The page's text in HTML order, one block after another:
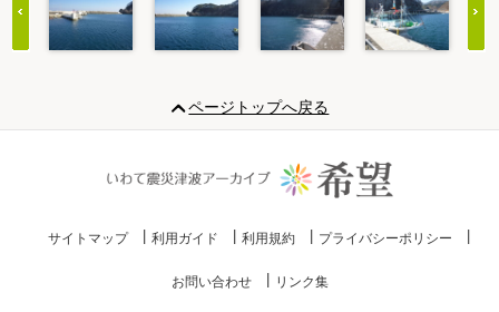
20
ページトップへ戻る
サイトマップ 利用ガイド 利用規約 プライバシーポリシー
お問い合わせ リンク集